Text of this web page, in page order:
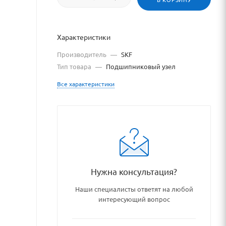
Характеристики
Производитель — SKF
Тип товара — Подшипниковый узел
Все характеристики
Нужна консультация?
Наши специалисты ответят на любой
интересующий вопрос